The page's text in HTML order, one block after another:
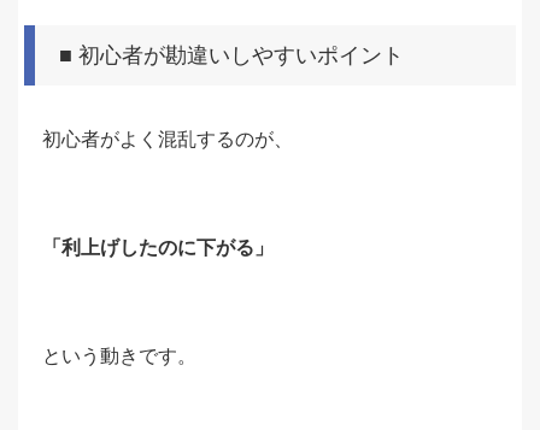
■ 初心者が勘違いしやすいポイント
初心者がよく混乱するのが、
「利上げしたのに下がる」
という動きです。